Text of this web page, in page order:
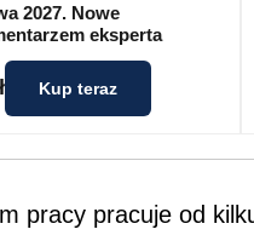
2027. Nowe
eksperta
Kup teraz
pracy pracuje od